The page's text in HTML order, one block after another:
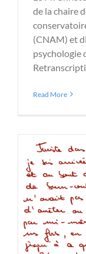
de la chaire
(CNAM) et
psychologie
Read More